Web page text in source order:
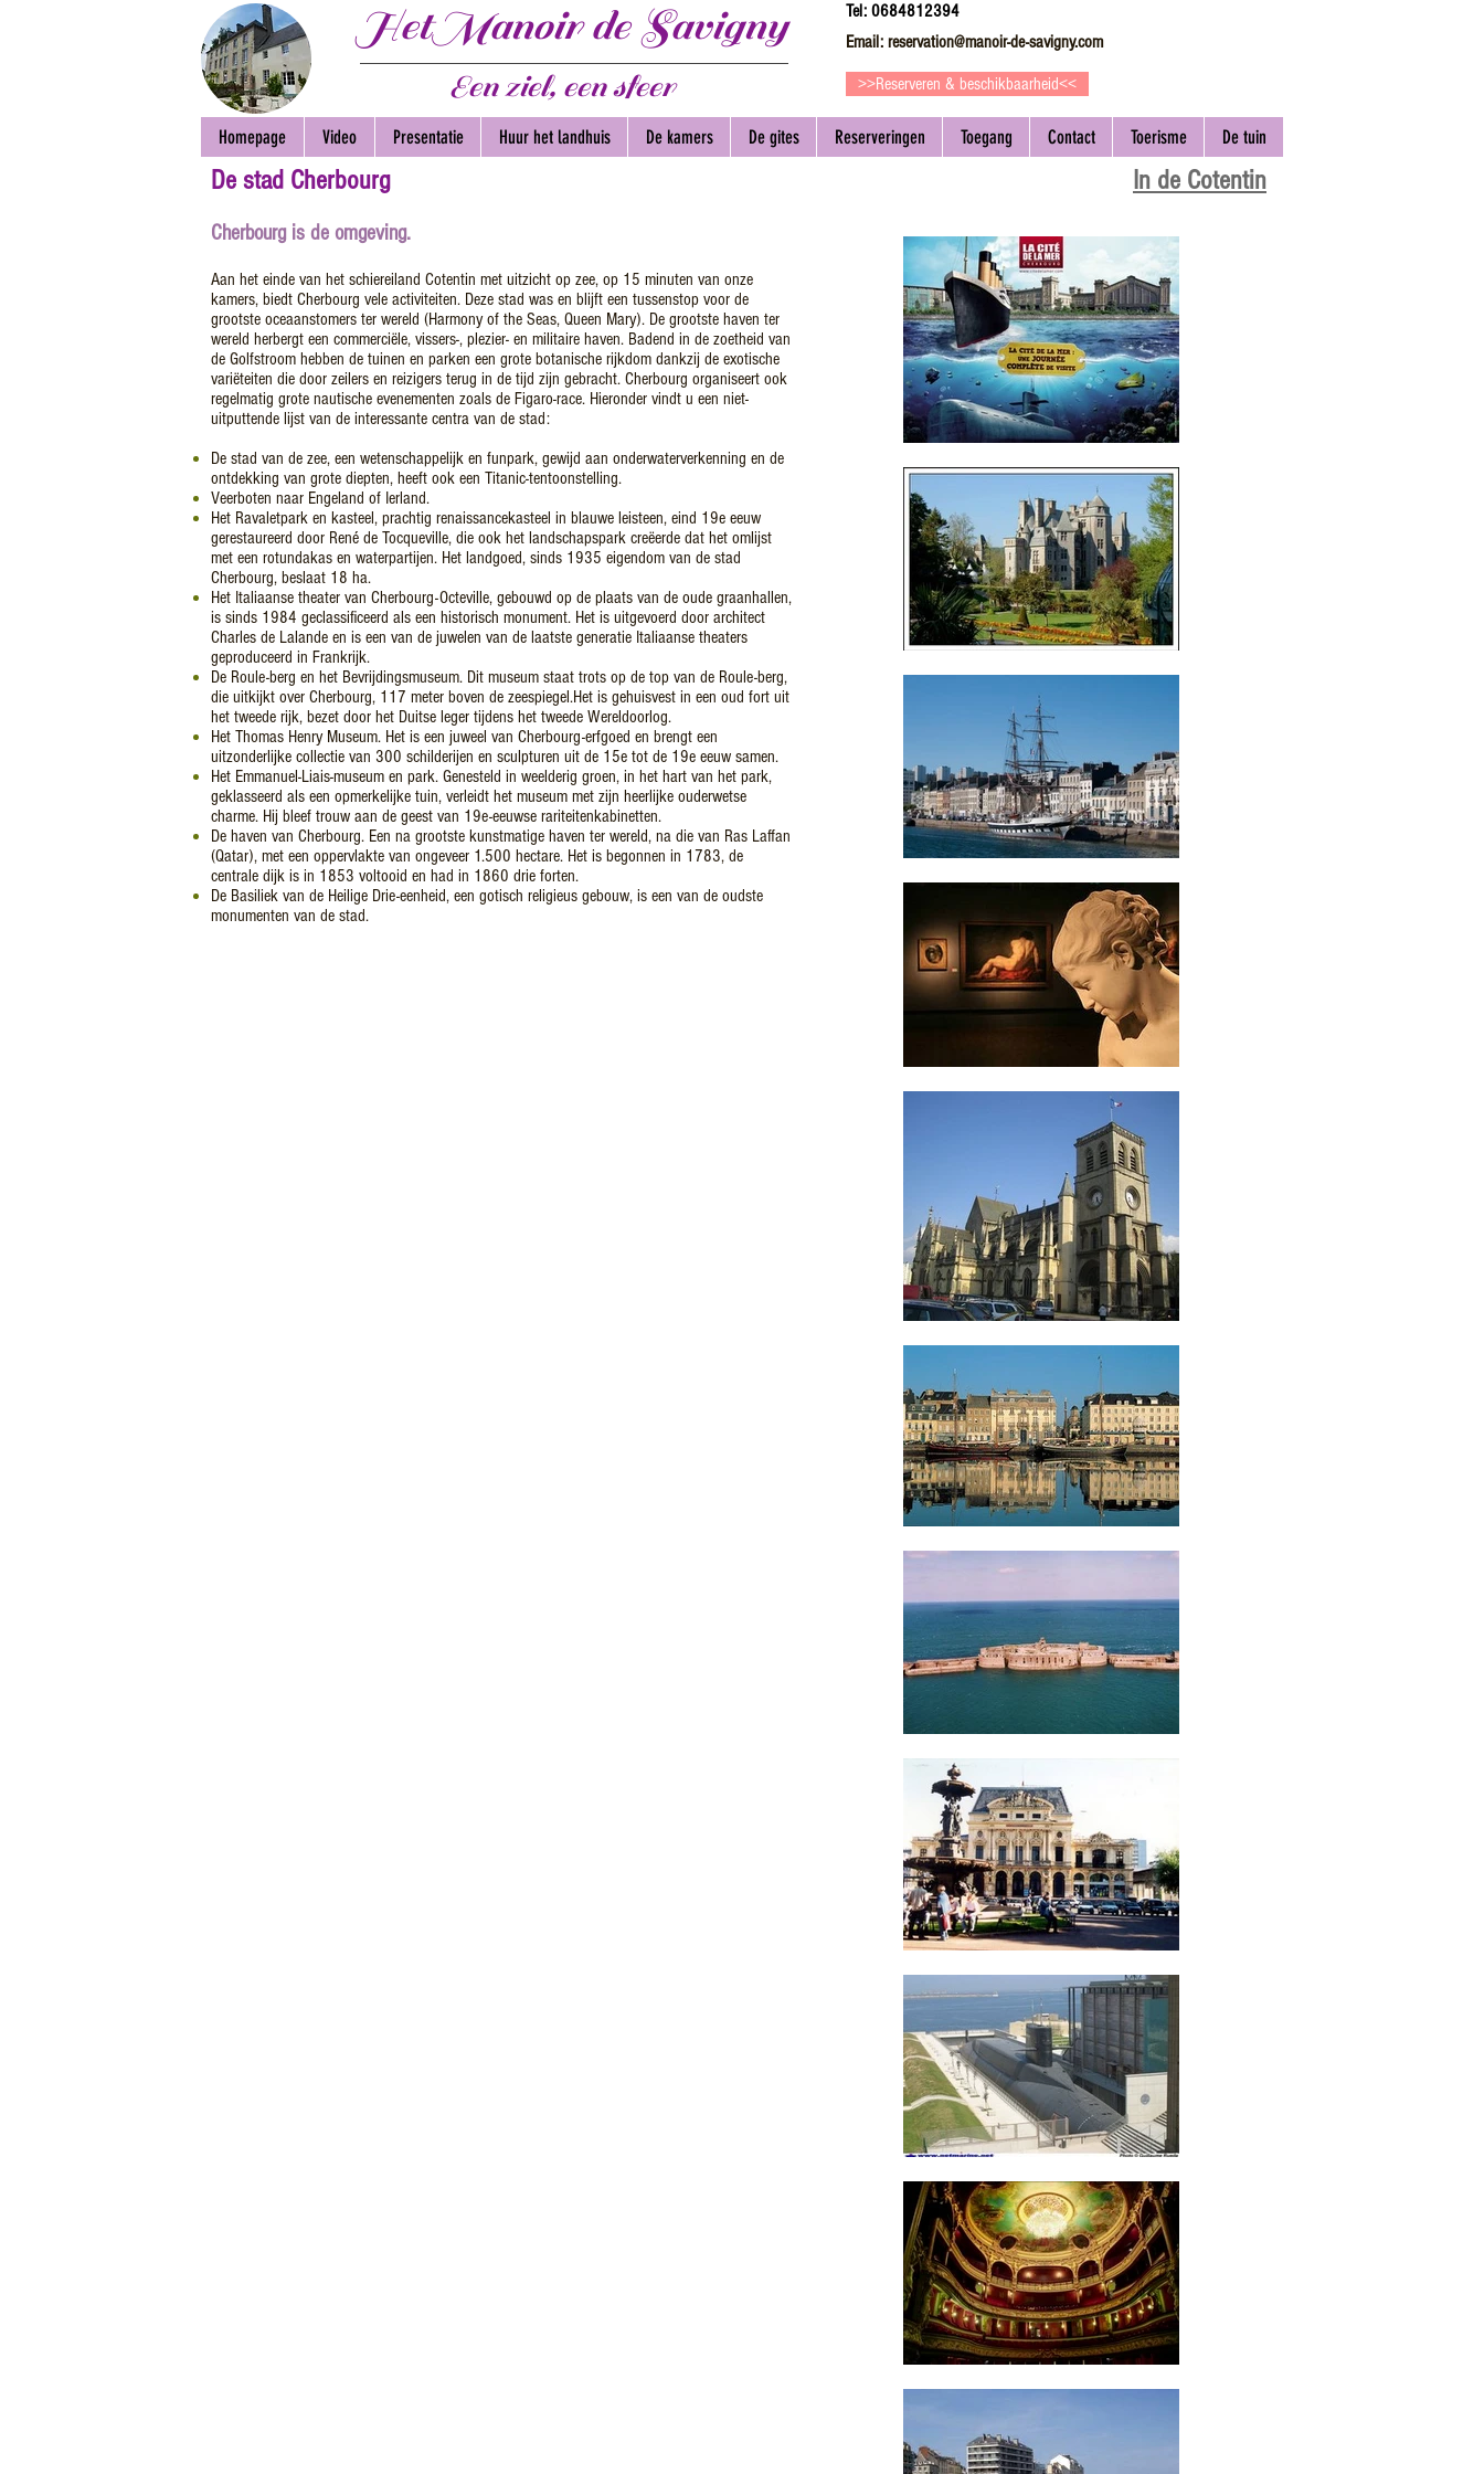
HetManoir de Savigny
Een ziel, een sfeer
Tel: 0684812394
Email: reservation@manoir-de-savigny.com
>>Reserveren & beschikbaarheid<<
Homepage Video Presentatie Huur het landhuis De kamers De gites Reserveringen Toegang Contact Toerisme De tuin
De stad Cherbourg
Cherbourg is de omgeving.
Aan het einde van het schiereiland Cotentin met uitzicht op zee, op 15 minuten van onze
kamers, biedt Cherbourg vele activiteiten. Deze stad was en blijft een tussenstop voor de
grootste oceaanstomers ter wereld (Harmony of the Seas, Queen Mary). De grootste haven ter
wereld herbergt een commerciële, vissers-, plezier- en militaire haven. Badend in de zoetheid van
de Golfstroom hebben de tuinen en parken een grote botanische rijkdom dankzij de exotische
variëteiten die door zeilers en reizigers terug in de tijd zijn gebracht. Cherbourg organiseert ook
regelmatig grote nautische evenementen zoals de Figaro-race. Hieronder vindt u een niet-
uitputtende lijst van de interessante centra van de stad:
De stad van de zee, een wetenschappelijk en funpark, gewijd aan onderwaterverkenning en de
ontdekking van grote diepten, heeft ook een Titanic-tentoonstelling.
Veerboten naar Engeland of Ierland.
Het Ravaletpark en kasteel, prachtig renaissancekasteel in blauwe leisteen, eind 19e eeuw
gerestaureerd door René de Tocqueville, die ook het landschapspark creëerde dat het omlijst
met een rotundakas en waterpartijen. Het landgoed, sinds 1935 eigendom van de stad
Cherbourg, beslaat 18 ha.
Het Italiaanse theater van Cherbourg-Octeville, gebouwd op de plaats van de oude graanhallen,
is sinds 1984 geclassificeerd als een historisch monument. Het is uitgevoerd door architect
Charles de Lalande en is een van de juwelen van de laatste generatie Italiaanse theaters
geproduceerd in Frankrijk.
De Roule-berg en het Bevrijdingsmuseum. Dit museum staat trots op de top van de Roule-berg,
die uitkijkt over Cherbourg, 117 meter boven de zeespiegel.Het is gehuisvest in een oud fort uit
het tweede rijk, bezet door het Duitse leger tijdens het tweede Wereldoorlog.
Het Thomas Henry Museum. Het is een juweel van Cherbourg-erfgoed en brengt een
uitzonderlijke collectie van 300 schilderijen en sculpturen uit de 15e tot de 19e eeuw samen.
Het Emmanuel-Liais-museum en park. Genesteld in weelderig groen, in het hart van het park,
geklasseerd als een opmerkelijke tuin, verleidt het museum met zijn heerlijke ouderwetse
charme. Hij bleef trouw aan de geest van 19e-eeuwse rariteitenkabinetten.
De haven van Cherbourg. Een na grootste kunstmatige haven ter wereld, na die van Ras Laffan
(Qatar), met een oppervlakte van ongeveer 1.500 hectare. Het is begonnen in 1783, de
centrale dijk is in 1853 voltooid en had in 1860 drie forten.
De Basiliek van de Heilige Drie-eenheid, een gotisch religieus gebouw, is een van de oudste
monumenten van de stad.
In de Cotentin